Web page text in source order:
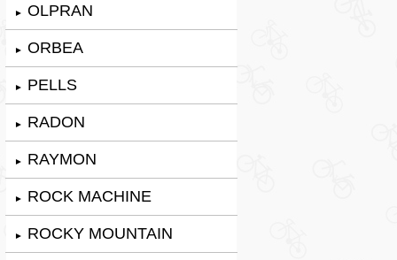
► OLPRAN
► ORBEA
► PELLS
► RADON
► RAYMON
► ROCK MACHINE
► ROCKY MOUNTAIN